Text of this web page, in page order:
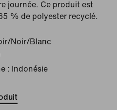
journée. Ce produit est
% de polyester recyclé.
Noir/Blanc
: Indonésie